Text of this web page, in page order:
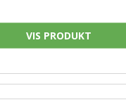
VIS PRODUKT